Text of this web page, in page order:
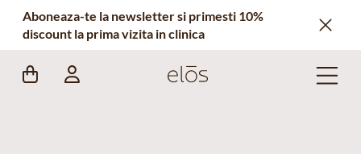
Aboneaza-te la newsletter si primesti 10%
discount la prima vizita in clinica